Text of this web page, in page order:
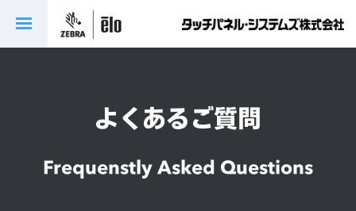
よくあるご質問
Frequenstly Asked Questions